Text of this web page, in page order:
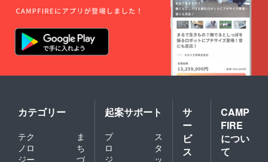
カテゴリー
テク
ノロ
ジー
ま
ち
づ
起案サポート
プ
ロ
ジ
ス
タ
ッ
サ
ー
ビ
ス
CAMP
FIRE
につい
て